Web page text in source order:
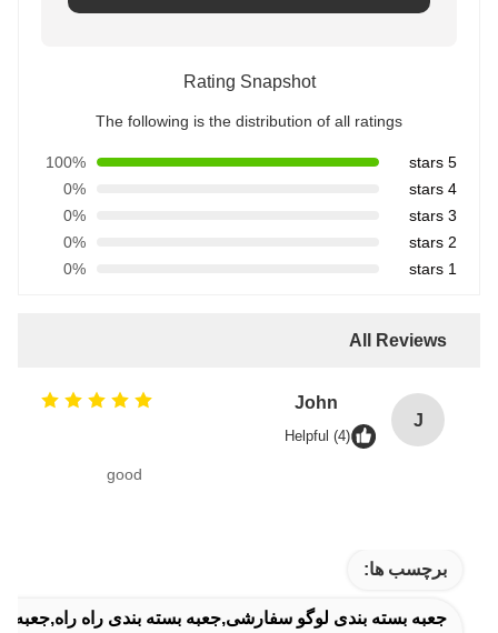
Rating Snapshot
The following is the distribution of all ratings
5 stars
100%
4 stars
0%
3 stars
0%
2 stars
0%
1 stars
0%
All Reviews
J
John
Helpful (4)
good
برچسب ها:
جعبه بسته بندی لوگو سفارشی,جعبه بسته بندی راه